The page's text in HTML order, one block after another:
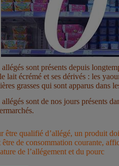
allégés sont présents depuis
lait écrémé et ses dérivés : les
grasses qui sont apparus dans
sont de nos jours présents
être qualifié d’allégé, un produit
être de consommation courante,
de l’allégement et du pourc